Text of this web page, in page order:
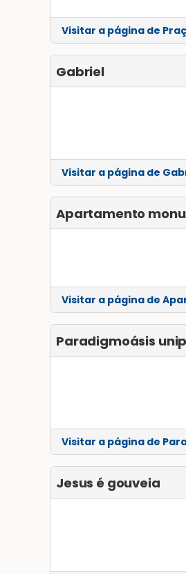
Visitar a página de
Gabriel
Visitar a página de
Apartamento
Visitar a página de
Paradigmoásis
Visitar a página de
Jesus é gouveia